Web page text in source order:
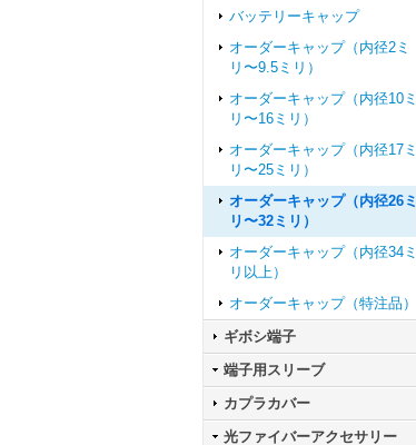
バッテリーキャップ
オーダーキャップ（内径2ミ
リ〜9.5ミリ）
オーダーキャップ（内径10ミ
リ〜16ミリ）
オーダーキャップ（内径17ミ
リ〜25ミリ）
オーダーキャップ（内径26ミ
リ〜32ミリ）
オーダーキャップ（内径34ミ
リ以上）
オーダーキャップ（特注品）
ギボシ端子
端子用スリーブ
カプラカバー
光ファイバーアクセサリー